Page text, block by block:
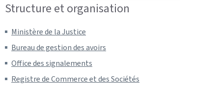
Structure et organisation
Ministère de la Justice
Bureau de gestion des avoirs
Office des signalements
Registre de Commerce et des Sociétés